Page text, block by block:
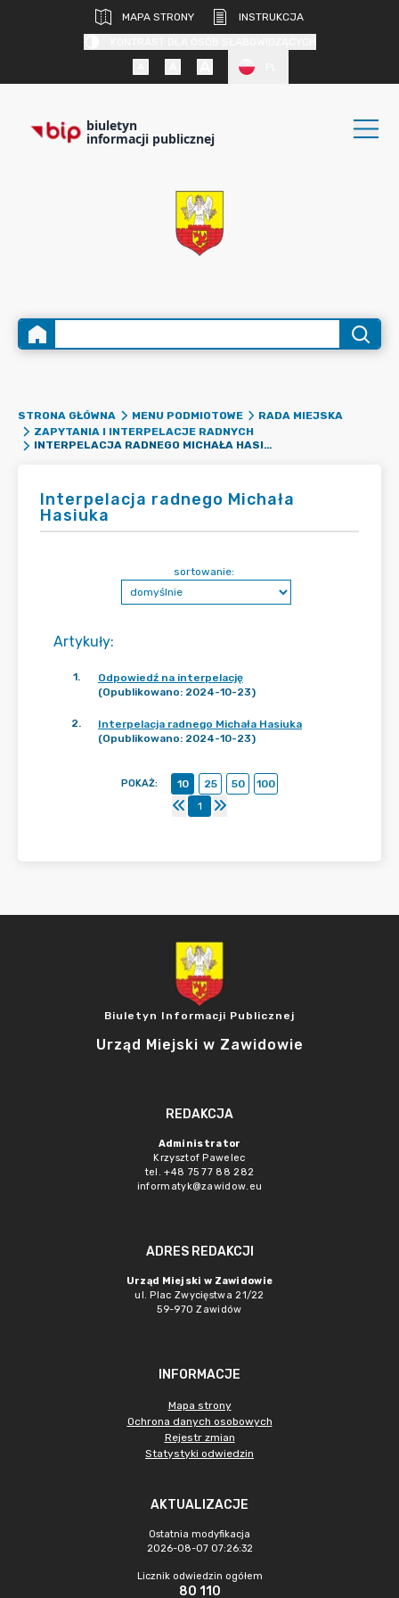
MAPA STRONY
INSTRUKCJA
biuletyn
informacji publicznej
STRONA GŁÓWNA MENU PODMIOTOWE
RADA MIEJSKA
ZAPYTANIA I INTERPELACJE RADNYCH
INTERPELACJA RADNEGO MICHAŁA HASIUKA
Interpelacja radnego Michała
Hasiuka
Artykuły:
sortowanie:
1.
Odpowiedź na interpelację
(Opublikowano: 2024-10-23)
2.
Interpelacja radnego Michała Hasiuka
(Opublikowano: 2024-10-23)
POKAŻ: 10 25 50
100
1
Biuletyn Informacji Publicznej
Urząd Miejski w Zawidowie
REDAKCJA
Administrator
Krzysztof Pawelec
tel. +48 75 77 88 282
informatyk@zawidow.eu
ADRES REDAKCJI
Urząd Miejski w Zawidowie
ul. Plac Zwycięstwa 21/22
59-970 Zawidów
INFORMACJE
Mapa strony
Ochrona danych osobowych
Rejestr zmian
Statystyki odwiedzin
AKTUALIZACJE
Ostatnia modyfikacja
2026-08-07 07:26:32
Licznik odwiedzin ogółem
80 110